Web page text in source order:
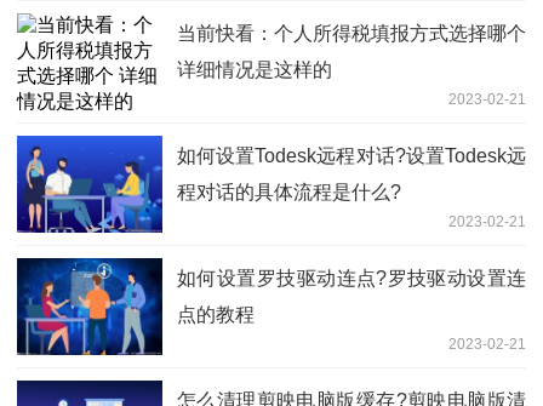
当前快看：个人所得税填报方式选择哪个
详细情况是这样的
2023-02-21
如何设置Todesk远程对话?设置Todesk远
程对话的具体流程是什么?
2023-02-21
如何设置​罗技驱动连点?罗技驱动设置连
点的教程
2023-02-21
怎么清理剪映电脑版缓存?剪映电脑版清